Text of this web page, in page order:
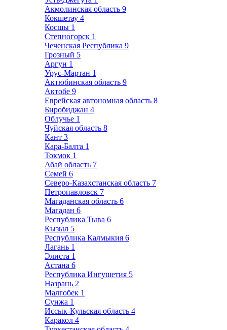
Акмолинская область 9
Кокшетау 4
Косшы 1
Степногорск 1
Чеченская Республика 9
Грозный 5
Аргун 1
Урус-Мартан 1
Актюбинская область 9
Актобе 9
Еврейская автономная область 8
Биробиджан 4
Облучье 1
Чуйская область 8
Кант 3
Кара-Балта 1
Токмок 1
Абай область 7
Семей 6
Северо-Казахстанская область 7
Петропавловск 7
Магаданская область 6
Магадан 6
Республика Тыва 6
Кызыл 5
Республика Калмыкия 6
Лагань 1
Элиста 1
Астана 6
Республика Ингушетия 5
Назрань 2
Малгобек 1
Сунжа 1
Иссык-Кульская область 4
Каракол 4